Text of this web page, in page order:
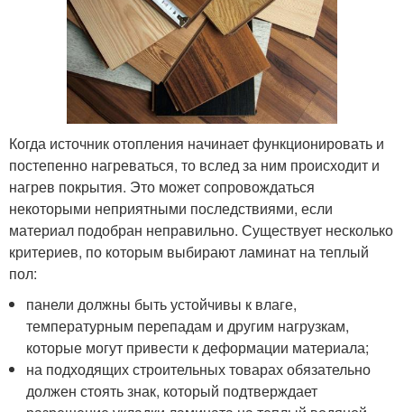
Когда источник отопления начинает функционировать и
постепенно нагреваться, то вслед за ним происходит и
нагрев покрытия. Это может сопровождаться
некоторыми неприятными последствиями, если
материал подобран неправильно. Существует несколько
критериев, по которым выбирают ламинат на теплый
пол:
панели должны быть устойчивы к влаге,
температурным перепадам и другим нагрузкам,
которые могут привести к деформации материала;
на подходящих строительных товарах обязательно
должен стоять знак, который подтверждает